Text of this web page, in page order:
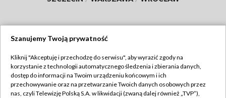
TVP
Abonament TVP
Regulamin TVP
Szanujemy Twoją prywatność
Kliknij "Akceptuję i przechodzę do serwisu", aby wyrazić zgody na
korzystanie z technologii automatycznego śledzenia i zbierania danych,
dostęp do informacji na Twoim urządzeniu końcowym i ich
przechowywanie oraz na przetwarzanie Twoich danych osobowych przez
nas, czyli Telewizję Polską S.A. w likwidacji (zwaną dalej również „TVP”),